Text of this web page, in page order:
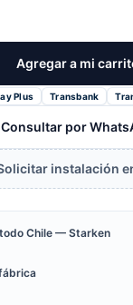
Agregar a mi
Plus Transbank
Consultar por
instalación
Chile — Starken